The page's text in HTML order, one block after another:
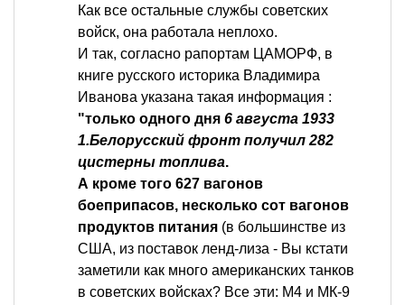
Как все остальные службы советских
войск, она работала неплохо.
И так, согласно рапортам ЦАМОРФ, в
книге русского историка Владимира
Иванова указана такая информация :
"только одного дня 6 августа 1933
1.Белорусский фронт получил 282
цистерны топлива.
А кроме того 627 вагонов
боеприпасов, несколько сот вагонов
продуктов питания (в большинстве из
США, из поставок ленд-лиза - Вы кстати
заметили как много американских танков
в советских войсках? Все эти: М4 и МК-9